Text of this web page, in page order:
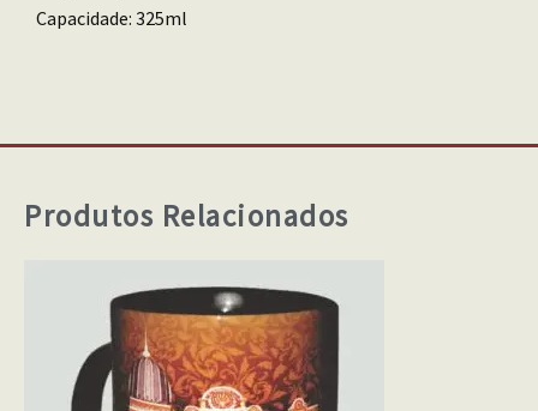
Capacidade: 325ml
Produtos Relacionados